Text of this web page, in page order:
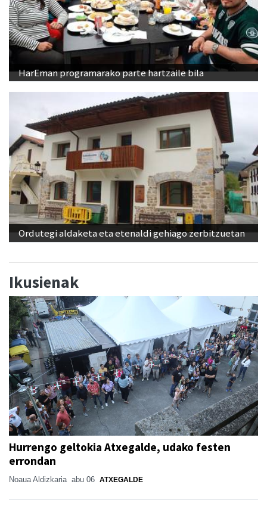
HarEman programarako parte hartzaile bila
Ordutegi aldaketa eta etenaldi gehiago zerbitzuetan
Ikusienak
Hurrengo geltokia Atxegalde, udako festen
errondan
Noaua Aldizkaria abu 06 ATXEGALDE